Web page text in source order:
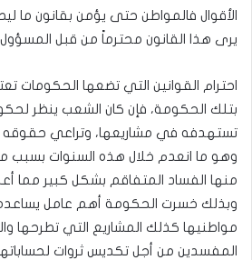
الأقوال فالمواطن حتى يؤمن بقانون ما
يرى هذا القانون محترماً من قبل المسؤول
احترام القوانين التي تضعها
بتلك الحكومة، فإن كان الشعب ينظر
تستهدفه في مشاريعها، وتراعي حقوقه
وهو ما انعدم خلال هذه السنوات
منها الفساد المتفاقم بشكل كبير مما
وبذلك خسرت الحكومة أهم عامل
مواطنيها كذلك المشاريع التي تطرحها
المفسدين من أجل تكديس ثروات